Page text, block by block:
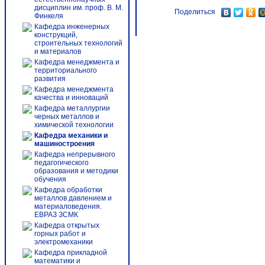
дисциплин им. проф. В. М.
Финкеля
Кафедра инженерных
конструкций,
строительных технологий
и материалов
Кафедра менеджмента и
территориального
развития
Кафедра менеджмента
качества и инноваций
Кафедра металлургии
черных металлов и
химической технологии
Кафедра механики и
машиностроения
Кафедра непрерывного
педагогического
образования и методики
обучения
Кафедра обработки
металлов давлением и
материаловедения.
ЕВРАЗ ЗСМК
Кафедра открытых
горных работ и
электромеханики
Кафедра прикладной
математики и
Поделиться